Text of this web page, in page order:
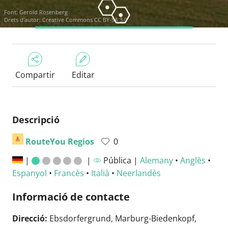
Font: Gerold Rosenberg
Drets d'autor: Creative Commons CC BY-SA 3.0
Compartir Editar
Descripció
RouteYou Regios
0
|
| Pública | Alemany• Anglès •
Espanyol • Francès • Italià • Neerlandès
Informació de contacte
Direcció: Ebsdorfergrund, Marburg-Biedenkopf,